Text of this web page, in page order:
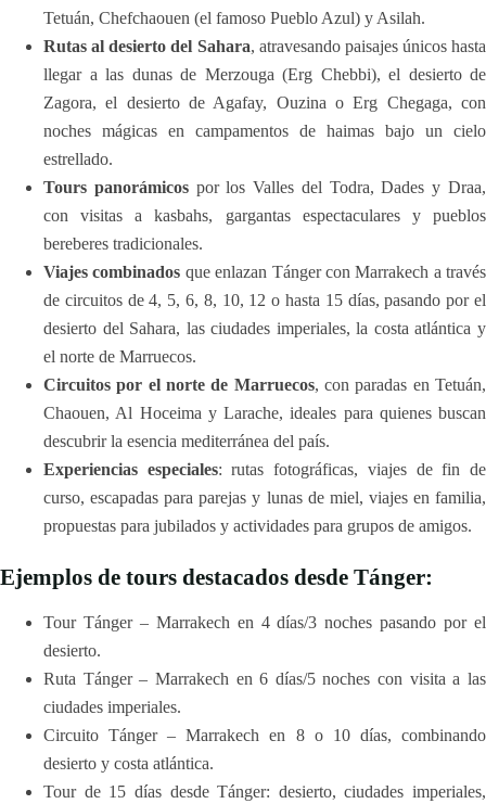
Tetuán, Chefchaouen (el famoso Pueblo Azul) y Asilah.
Rutas al desierto del Sahara, atravesando paisajes únicos hasta
llegar a las dunas de Merzouga (Erg Chebbi), el desierto de
Zagora, el desierto de Agafay, Ouzina o Erg Chegaga, con
noches mágicas en campamentos de haimas bajo un cielo
estrellado.
Tours panorámicospor los Valles del Todra, Dades y Draa,
con visitas a kasbahs, gargantas espectaculares y pueblos
bereberes tradicionales.
Viajes combinados que enlazan Tánger con Marrakech a través
de circuitos de 4, 5, 6, 8, 10, 12 o hasta 15 días, pasando por el
desierto del Sahara, las ciudades imperiales, la costa atlántica y
el norte de Marruecos.
Circuitos por el norte de Marruecos, con paradas en Tetuán,
Chaouen, Al Hoceima y Larache, ideales para quienes buscan
descubrir la esencia mediterránea del país.
Experiencias especiales: rutas fotográficas, viajes de fin de
curso, escapadas para parejas y lunas de miel, viajes en familia,
propuestas para jubilados y actividades para grupos de amigos.
Ejemplos de tours destacados desde Tánger:
Tour Tánger – Marrakech en 4 días/3 noches pasando por el
desierto.
Ruta Tánger – Marrakech en 6 días/5 noches con visita a las
ciudades imperiales.
Circuito Tánger – Marrakech en 8 o 10 días, combinando
desierto y costa atlántica.
Tour de 15 días desde Tánger: desierto, ciudades imperiales,